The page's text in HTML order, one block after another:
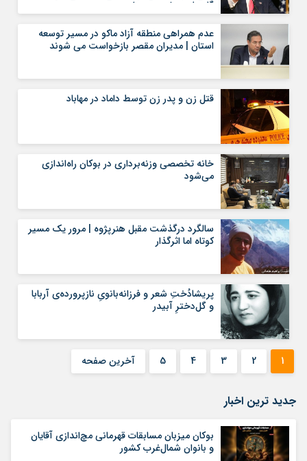
گام‌های بیشتری بردارد
عدم همراهی منطقه آزاد ماکو در مسیر توسعه
استان | مدیران مقصر بازخواست می شوند
قتل زن و پدر زن توسط داماد در مهاباد
خانه تخصصی وزنه‌برداری در بوکان راه‌اندازی
می‌شود
سالگرد درگذشت مقبل هنرپژوه | مرور یک مسیر
کوتاه اما اثرگذار
پریشادُختِ شعر و فرزانە‌بانویِ نازپروردەی آربابا
و گل‌دخترِ آبیدر
1
2
3
4
5 آخرین صفحه
جدید ترین اخبار
بوکان میزبان مسابقات قهرمانی مچ‌اندازی آقایان
و بانوان شمال‌غرب کشور